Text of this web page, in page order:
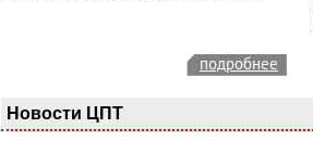
подробнее
Новости ЦПТ